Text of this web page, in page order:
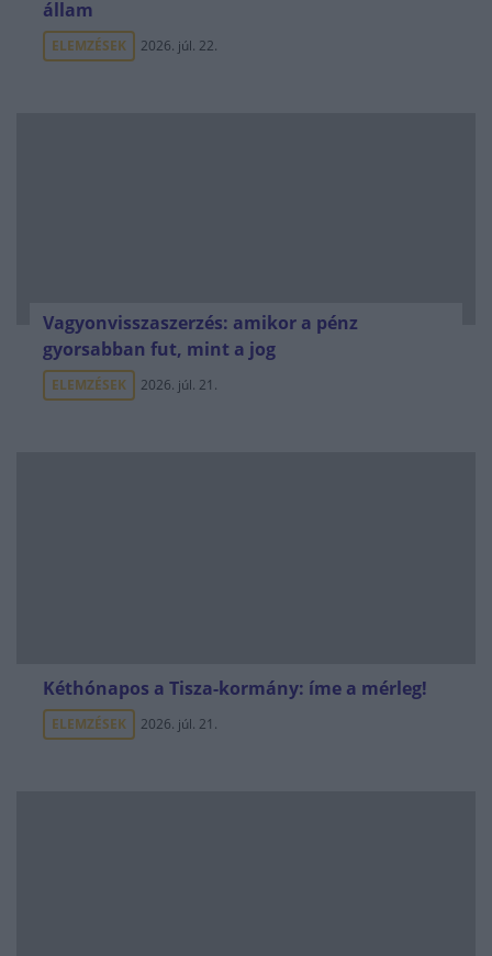
állam
ELEMZÉSEK 2026. júl. 22.
Vagyonvisszaszerzés: amikor a pénz
gyorsabban fut, mint a jog
ELEMZÉSEK 2026. júl. 21.
Kéthónapos a Tisza-kormány: íme a mérleg!
ELEMZÉSEK 2026. júl. 21.